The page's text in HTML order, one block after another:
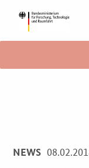
NEWS